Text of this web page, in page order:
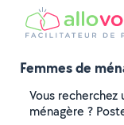
Femmes de
Vous
ménagère ?